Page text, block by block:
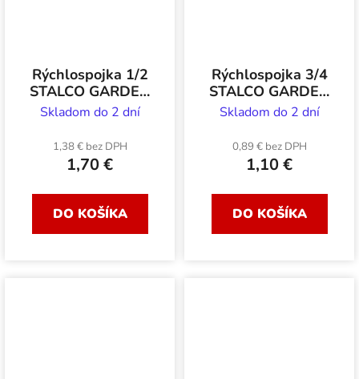
Rýchlospojka 1/2
STALCO GARDEN
pogumovaná
Skladom do 2 dní
1,38 € bez DPH
1,70 €
DO KOŠÍKA
Rýchlospojka 3/4
STALCO GARDEN
plastová
Skladom do 2 dní
0,89 € bez DPH
1,10 €
DO KOŠÍKA